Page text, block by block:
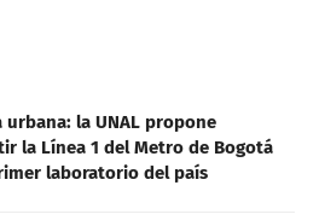
urbana: la UNAL propone
la Línea 1 del Metro de Bogotá
laboratorio del país